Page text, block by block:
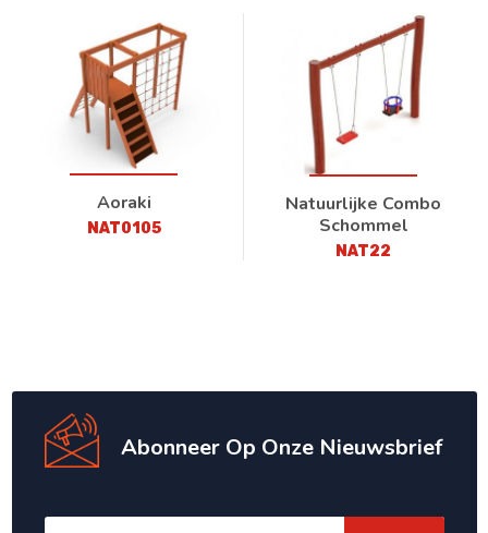
Aoraki
NAT0105
Natuurlijke Combo
Schommel
NAT22
Abonneer Op Onze Nieuwsbrief